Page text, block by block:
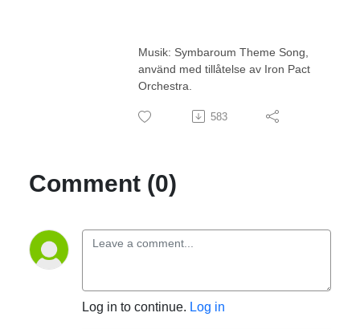
Musik: Symbaroum Theme Song,
använd med tillåtelse av Iron Pact
Orchestra.
583
Comment (0)
Log in to continue. Log in